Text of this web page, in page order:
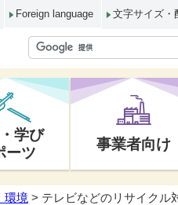
Foreign language 文字サイズ・
学び
ーツ
事業者向け
環境 > テレビなどのリサイクル